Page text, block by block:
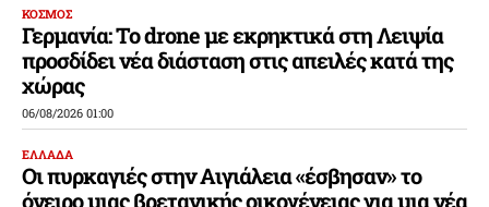
ΚΟΣΜΟΣ
Γερμανία: Το drone με εκρηκτικά στη Λειψία
προσδίδει νέα διάσταση στις απειλές κατά της
χώρας
06/08/2026 01:00
ΕΛΛΑΔΑ
Οι πυρκαγιές στην Αιγιάλεια «έσβησαν» το
όνειρο μιας βρετανικής οικογένειας για μια νέα